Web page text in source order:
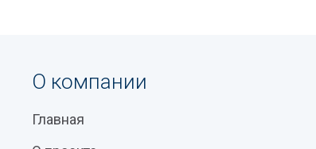
О компании
Главная